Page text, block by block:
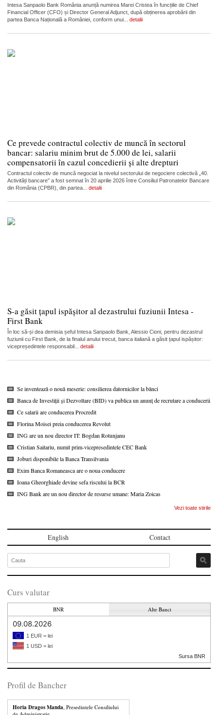
Intesa Sanpaolo Bank România anunță numirea Marei Cristea în funcțiile de Chief
Financial Officer (CFO) și Director General Adjunct, după obținerea aprobării din
partea Banca Națională a României, conform unui... detalii
Ce prevede contractul colectiv de muncă în sectorul
bancar: salariu minim brut de 5.000 de lei, salarii
compensatorii în cazul concedierii și alte drepturi
Contractul colectiv de muncă negociat la nivelul sectorului de negociere colectivă „40.
Activități bancare” a fost semnat în 20 aprilie 2026 între Consiliul Patronatelor Bancare
din România (CPBR), din partea... detalii
S-a găsit țapul ispășitor al dezastrului fuziunii Intesa -
First Bank
În loc să-și dea demisia șeful Intesa Sanpaolo Bank, Alessio Cioni, pentru dezastrul
fuziunii cu First Bank, de la finalul anului trecut, banca italiană a găsit țapul ispășitor:
vicepreședintele responsabil... detalii
Se inventează o nouă meserie: consilierea datornicilor la bănci
Banca de Investiții și Dezvoltare (BID) va publica un anunț de recrutare a conducerii
Ce salarii are conducerea Procredit
Florina Moisei preia conducerea Revolut
ING are un nou director IT: Bogdan Rotunjanu
Cristian Saitariu, numit prim-vicepresedintele CEC Bank
Joburi disponibile la Banca Transilvania
Exim Banca Romaneasca are o noua conducere
Ioana Gheorghiade devine sefa riscului la BCR
ING Bank are un nou director de resurse umane: Maria Zoicas
Vezi toate stirile
English Contact
Curs valutar
BNR Alte Banci
09.08.2026
1 EUR = lei
1 USD = lei
Sursa BNR
Profil de Bancher
Horia Dragos Manda , Presedintele Consiliului